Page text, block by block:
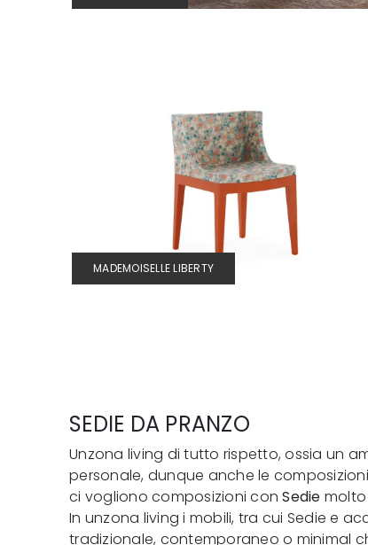
MADEMOISELLE LIBERTY
SEDIE DA PRANZO
Unzona living di tutto rispetto, ossia un
personale, dunque anche le
ci vogliono composizioni conSedie
In unzona living i mobili, tra cui Sedie e
tradizionale, contemporaneo o minimal